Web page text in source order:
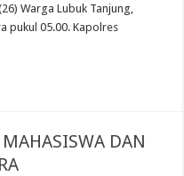
Warga Lubuk Tanjung,
pukul 05.00. Kapolres
DAN